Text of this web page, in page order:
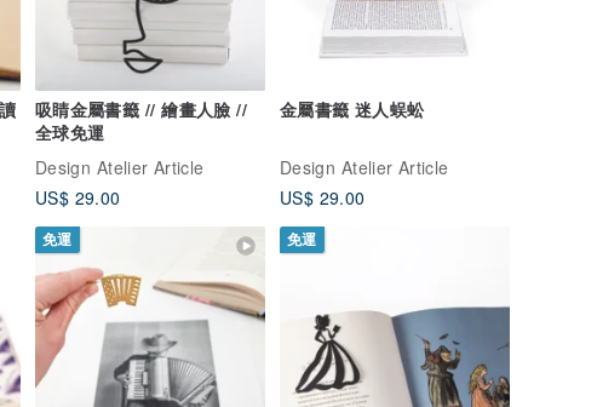
吸睛金屬書籤 // 繪畫人臉 //
全球免運
Design Atelier Article
US$ 29.00
金屬書籤 迷人蜈蚣
Design Atelier Article
US$ 29.00
免運 免運